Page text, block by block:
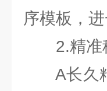
序模板，
2.精准稳
A长久精